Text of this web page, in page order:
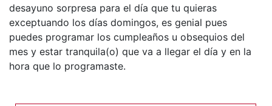
desayuno sorpresa para el día que tu quieras
exceptuando los días domingos, es genial pues
puedes programar los cumpleaños u obsequios del
mes y estar tranquila(o) que va a llegar el día y en la
hora que lo programaste.